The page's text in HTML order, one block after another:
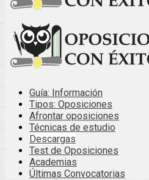
Guía: Información
Tipos: Oposiciones
Afrontar oposiciones
Técnicas de estudio
Descargas
Test de Oposiciones
Academias
Últimas Convocatorias